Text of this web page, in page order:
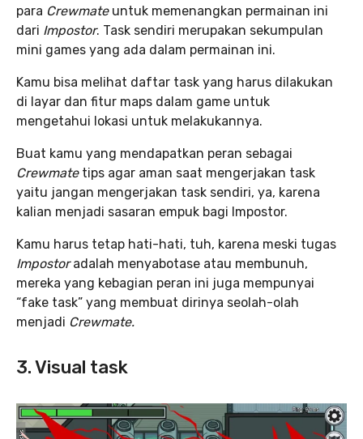
para Crewmateuntuk memenangkan permainan ini
dari Impostor. Task sendiri merupakan sekumpulan
mini games yang ada dalam permainan ini.
Kamu bisa melihat daftar task yang harus dilakukan
di layar dan fitur maps dalam game untuk
mengetahui lokasi untuk melakukannya.
Buat kamu yang mendapatkan peran sebagai
Crewmatetips agar aman saat mengerjakan task
yaitu jangan mengerjakan task sendiri, ya, karena
kalian menjadi sasaran empuk bagi Impostor.
Kamu harus tetap hati-hati, tuh, karena meski tugas
Impostoradalah menyabotase atau membunuh,
mereka yang kebagian peran ini juga mempunyai
“fake task” yang membuat dirinya seolah-olah
menjadi Crewmate.
3. Visual task